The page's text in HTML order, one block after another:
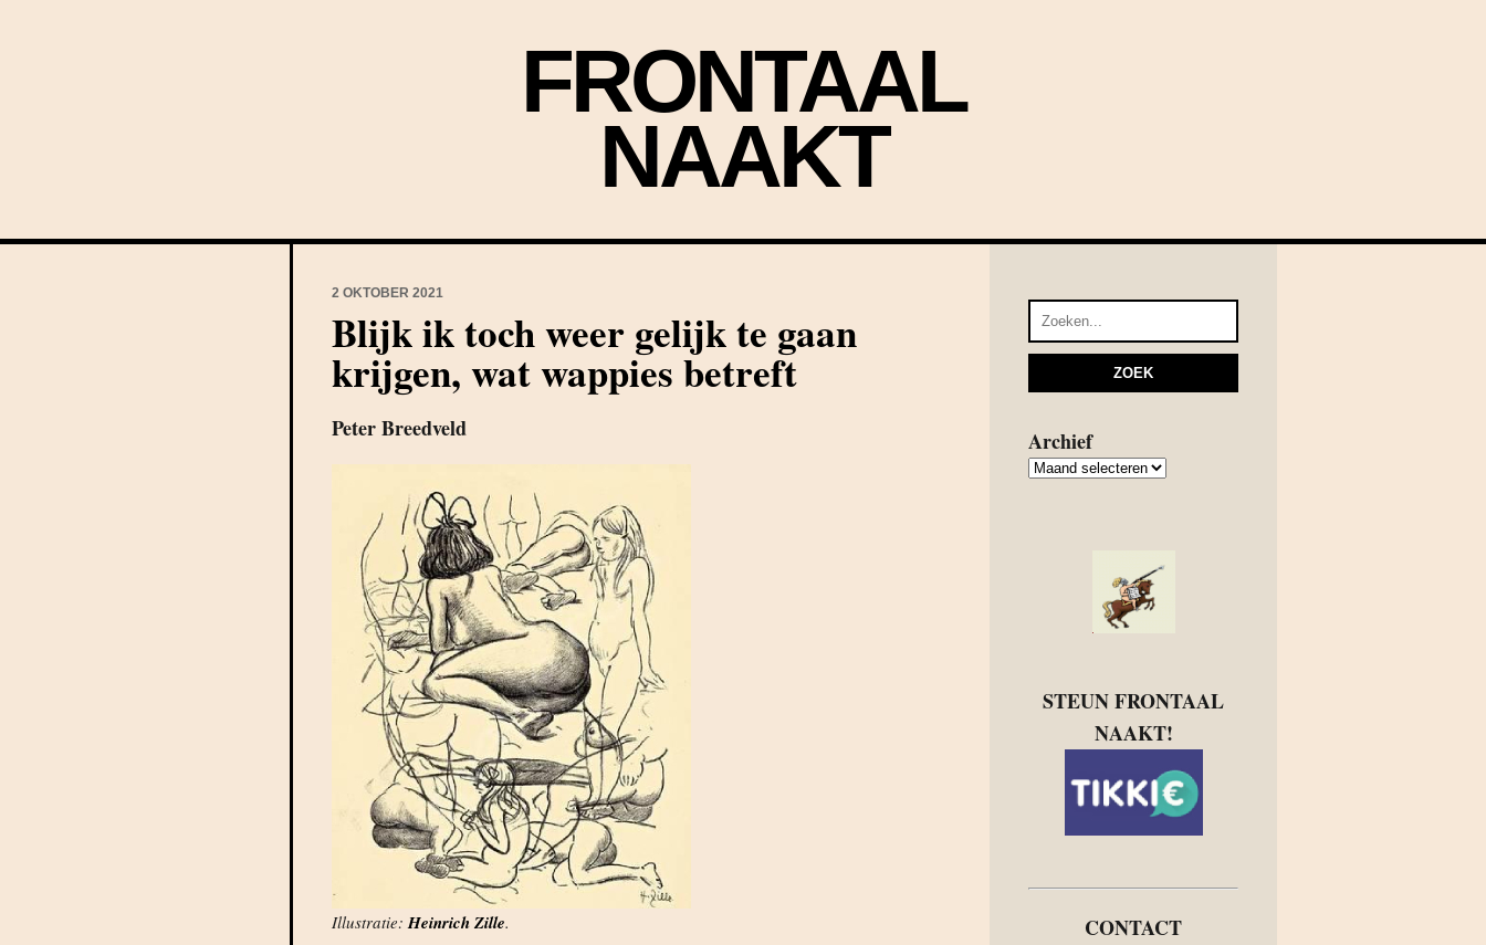
FRONTAAL
NAAKT
2 OKTOBER 2021
Blijk ik toch weer gelijk te gaan
krijgen, wat wappies betreft
Peter Breedveld
Illustratie:Heinrich Zille.
Archief
Archief
STEUN FRONTAAL
NAAKT!
CONTACT